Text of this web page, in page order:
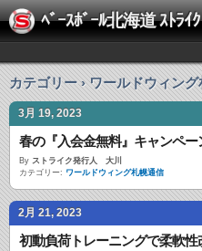
ﾍﾞｰｽﾎﾞｰﾙ北海道 ｽﾄﾗｲｸ
カテゴリー › ワールドウィン
3月 19, 2023
春の『入会金無料』キャンペ
By ストライク発行人 大川
カテゴリー: ワールドウィング札幌通信
2月 21, 2023
初動負荷トレーニングで柔軟性